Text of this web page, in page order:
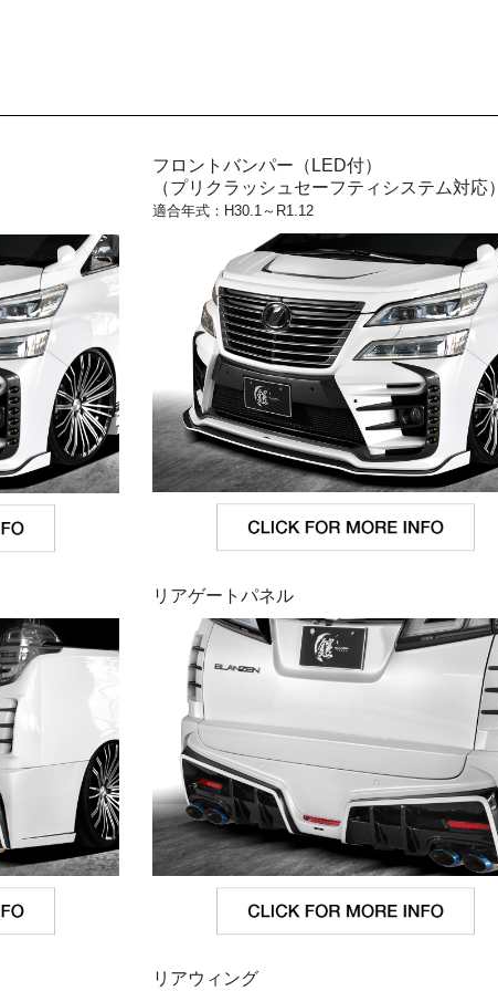
フロントバンパー（LED付）
（プリクラッシュセーフティシステム対応）
適合年式：H30.1～R1.12
リアゲートパネル
リアウィング